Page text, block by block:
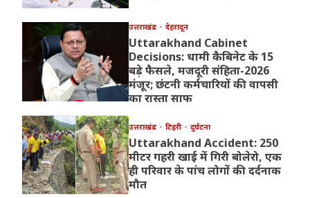
उत्तराखंड देहरादून
Uttarakhand Cabinet
Decisions: धामी कैबिनेट के 15
बड़े फैसले, मजदूरी संहिता-2026
मंजूर; छंटनी कर्मचारियों की वापसी
का रास्ता साफ
उत्तराखंड टिहरी दुर्घटना
Uttarakhand Accident: 250
मीटर गहरी खाई में गिरी बोलेरो, एक
ही परिवार के पांच लोगों की दर्दनाक
मौत